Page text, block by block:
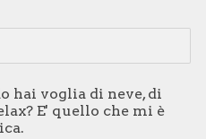
hai voglia di neve, di
E' quello che mi è